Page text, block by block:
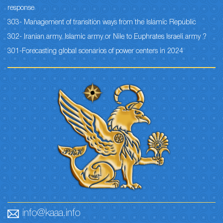
response
303- Management of transition ways from the Islamic Republic
302- Iranian army, Islamic army or Nile to Euphrates Israeli army ?
301-Forecasting global scenarios of power centers in 2024
info@kaaa.info